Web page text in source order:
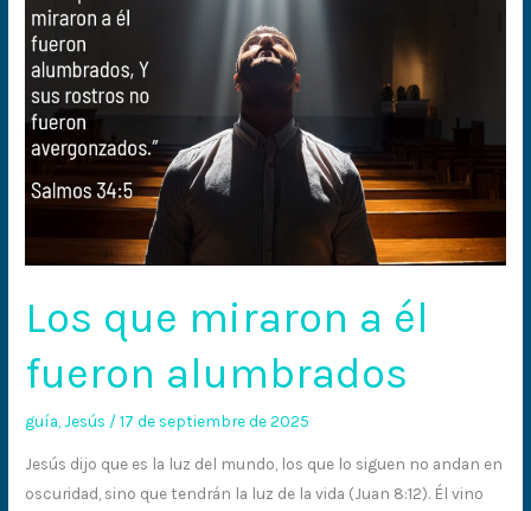
Los que miraron a él
fueron alumbrados
guía Jesús /17 de septiembre de 2025
Jesús dijo que es la luz del mundo, los que lo siguen no andan en
oscuridad, sino que tendrán la luz de la vida (Juan 8:12). Él vino